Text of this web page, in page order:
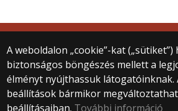
A weboldalon „cookie”-kat
biztonságos böngészés mellett a
élményt nyújthassuk látogatóinknak.
beállítások bármikor
beállításaiban. További információ
© 2025 ELTE BTK
Minden jog
1088 Budapest, Múzeum
+36 1 411 6568